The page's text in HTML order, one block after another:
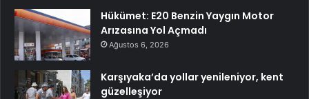
Hükümet: E20 Benzin Yaygın Motor
Arızasına Yol Açmadı
Ağustos 6, 2026
Karşıyaka’da yollar yenileniyor, kent
güzelleşiyor